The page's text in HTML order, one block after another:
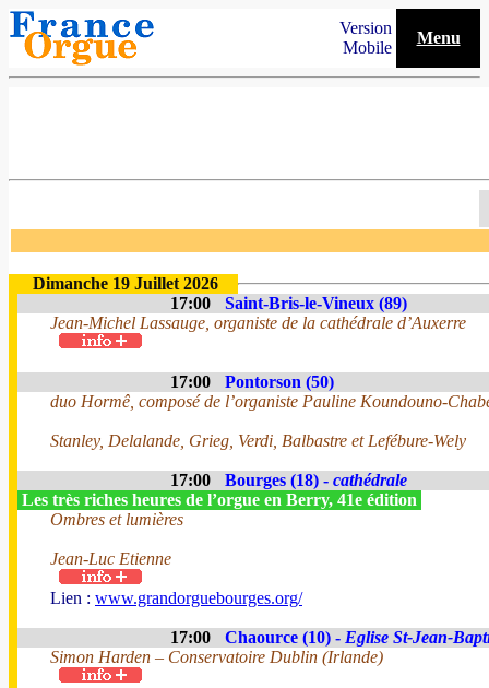
Version
Mobile
Menu
Dimanche 19 Juillet 2026
17:00
Saint-Bris-le-Vineux (89)
Jean-Michel Lassauge, organiste de la cathédrale d’Auxerre
17:00
Pontorson (50)
duo Hormê, composé de l’organiste Pauline Koundouno-
Stanley, Delalande, Grieg, Verdi, Balbastre et Lefébure-Wely
17:00 Bourges (18) - cathédrale
Les très riches heures de l’orgue en Berry, 41e édition
Ombres et lumières
Jean-Luc Etienne
Lien : www.grandorguebourges.org/
17:00 Chaource (10) - Eglise St-Jean-
Simon Harden – Conservatoire Dublin (Irlande)